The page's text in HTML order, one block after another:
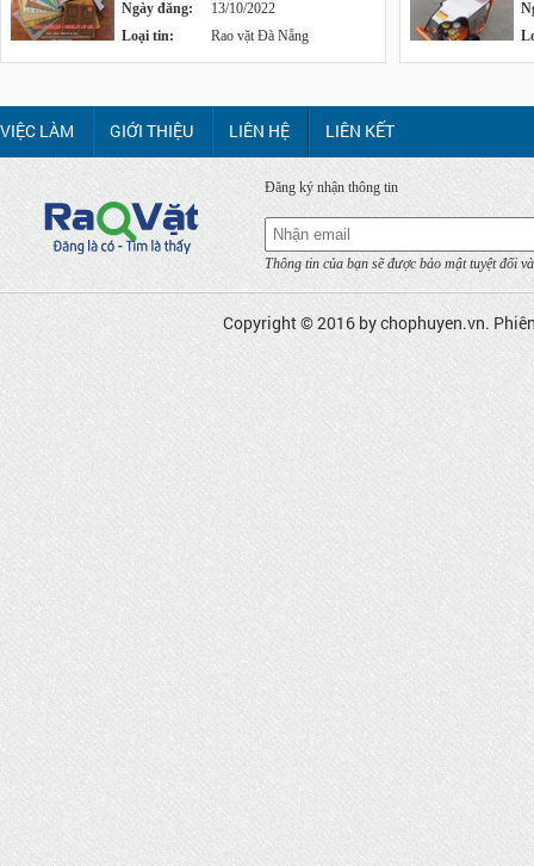
Ngày đăng:
13/10/2022
Loại tin:
Rao vặt Đà Nẵng
VIỆC LÀM GIỚI THIỆU LIÊN HỆ LIÊN KẾT
Đăng ký nhận thông tin
Thông tin của bạn sẽ được bảo mật tuyệt đối
Copyright © 2016 bychophuyen.vn.